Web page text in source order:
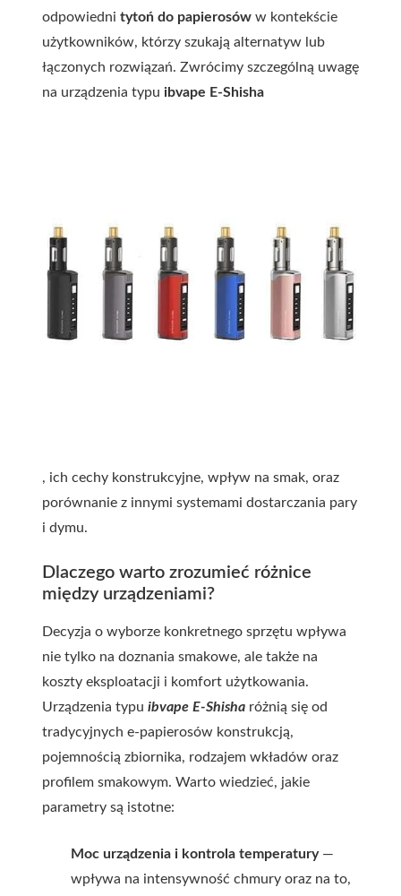
odpowiedni tytoń do papierosów w kontekście
użytkowników, którzy szukają alternatyw lub
łączonych rozwiązań. Zwrócimy szczególną uwagę
na urządzenia typu ibvape E-Shisha
, ich cechy konstrukcyjne, wpływ na smak, oraz
porównanie z innymi systemami dostarczania pary
i dymu.
Dlaczego warto zrozumieć różnice
między urządzeniami?
Decyzja o wyborze konkretnego sprzętu wpływa
nie tylko na doznania smakowe, ale także na
koszty eksploatacji i komfort użytkowania.
Urządzenia typu ibvape E-Shisha różnią się od
tradycyjnych e-papierosów konstrukcją,
pojemnością zbiornika, rodzajem wkładów oraz
profilem smakowym. Warto wiedzieć, jakie
parametry są istotne:
Moc urządzenia i kontrola temperatury—
wpływa na intensywność chmury oraz na to,